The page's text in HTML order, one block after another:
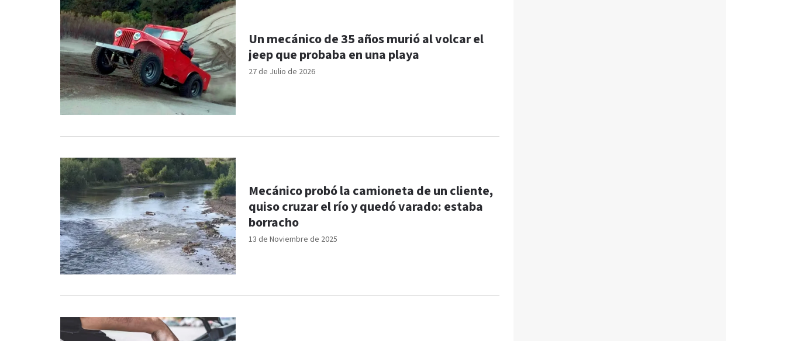
27 de Julio de 2026
Un mecánico de 35 años murió al volcar el
jeep que probaba en una playa
13 de Noviembre de 2025
Mecánico probó la camioneta de un cliente,
quiso cruzar el río y quedó varado: estaba
borracho